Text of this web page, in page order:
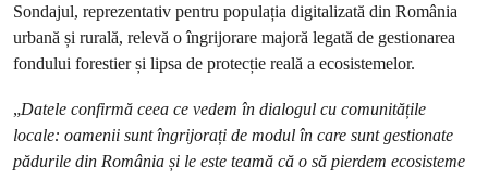
Sondajul, reprezentativ pentru populația digitalizată din România
urbană și rurală, relevă o îngrijorare majoră legată de gestionarea
fondului forestier și lipsa de protecție reală a ecosistemelor.
„Datele confirmă ceea ce vedem în dialogul cu comunitățile
locale: oamenii sunt îngrijorați de modul în care sunt gestionate
pădurile din România și le este teamă că o să pierdem ecosisteme